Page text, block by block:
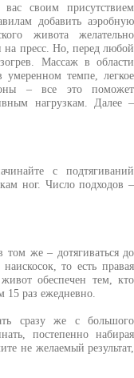
своим присутствием
добавить аэробную
живота желательно
на пресс. Но, перед любой
Массаж в области
темпе, легкое
– все это поможет
нагрузкам. Далее –
с подтягиваний
ног. Число подходов –
же – дотягиваться до
то есть правая
обеспечен тем, кто
раз ежедневно.
сразу же с большого
постепенно набирая
не желаемый результат,